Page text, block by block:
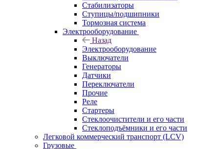
Стабилизаторы
Ступицы/подшипники
Тормозная система
Электрооборудование
Назад
Электрооборудование
Выключатели
Генераторы
Датчики
Переключатели
Прочие
Реле
Стартеры
Стеклоочистители и его части
Стеклоподъёмники и его части
Легковой коммерческий транспорт (LCV)
Грузовые